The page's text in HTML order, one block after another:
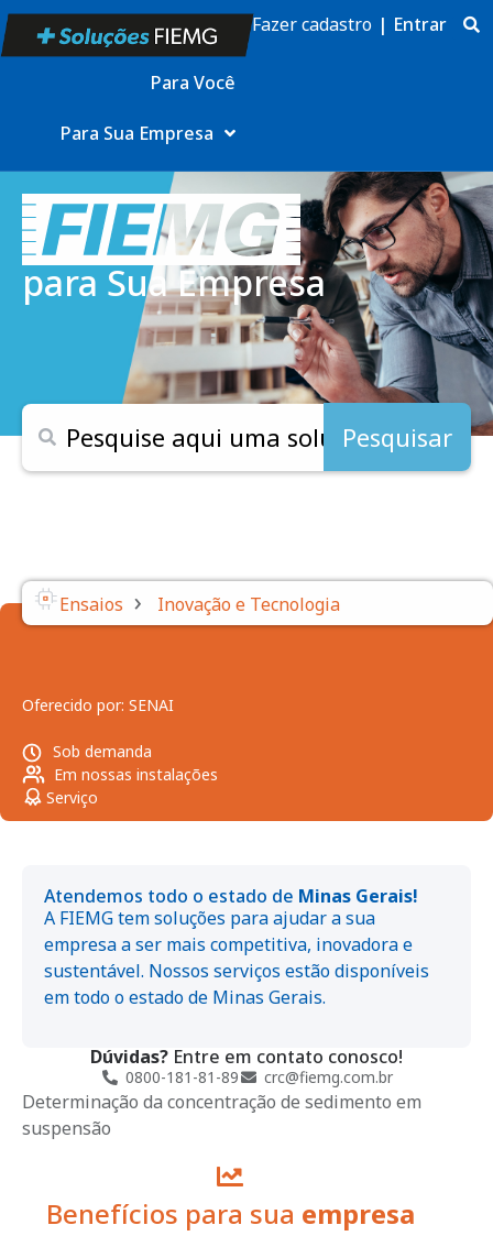
Para Você
Para Sua Empresa
Fazer cadastro | Entrar
para Sua Empresa
Pesquisar
Ensaios › Inovação e Tecnologia
Oferecido por: SENAI
Sob demanda
Em nossas instalações
Serviço
Determinação da concentração de sedimento em
suspensão
Benefícios para sua empresa
Atendemos todo o estado de Minas Gerais!
A FIEMG tem soluções para ajudar a sua
empresa a ser mais competitiva, inovadora e
sustentável. Nossos serviços estão disponíveis
em todo o estado de Minas Gerais.
Dúvidas? Entre em contato conosco!
0800-181-81-89 crc@fiemg.com.br